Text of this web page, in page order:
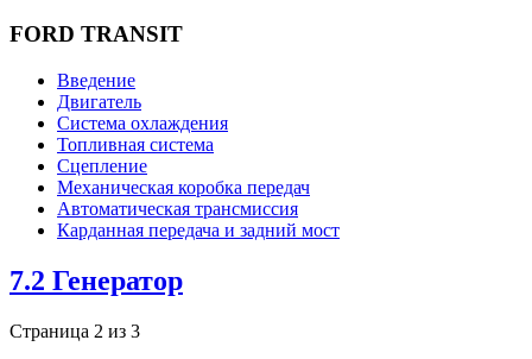
FORD TRANSIT
Введение
Двигатель
Система охлаждения
Топливная система
Сцепление
Механическая коробка передач
Автоматическая трансмиссия
Карданная передача и задний мост
7.2 Генератор
Страница 2 из 3